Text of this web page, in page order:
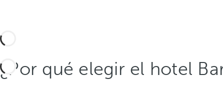
¿Por qué elegir el hotel